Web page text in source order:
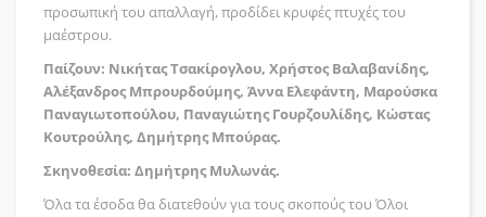
προσωπική του απαλλαγή, προδίδει κρυφές πτυχές του
μαέστρου.
Παίζουν: Νικήτας Τσακίρογλου, Χρήστος Βαλαβανίδης,
Αλέξανδρος Μπρουρδούμης, Άννα Ελεφάντη, Μαρούσκα
Παναγιωτοπούλου, Παναγιώτης Γουρζουλίδης, Κώστας
Κουτρούλης, Δημήτρης Μπούρας.
Σκηνοθεσία: Δημήτρης Μυλωνάς.
Όλα τα έσοδα θα διατεθούν για τους σκοπούς του Όλοι